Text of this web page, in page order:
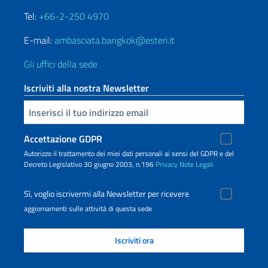
Tel: +66-2-250 4970
E-mail:ambasciata.bangkok@esteri.it
Gli uffici della sede
Iscriviti alla nostra Newsletter
Inserisci la tua email
Accettazione GDPR
Autorizzo il trattamento dei miei dati personali ai sensi del GDPR e del
Decreto Legislativo 30 giugno 2003, n.196 Privacy Note Legali
Sì, voglio iscrivermi alla Newsletter per ricevere
aggiornamenti sulle attività di questa sede